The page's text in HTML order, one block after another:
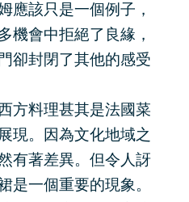
應該只是一個例子，
機會中拒絕了良緣，
卻封閉了其他的感受
方料理甚其是法國菜
現。因為文化地域之
有著差異。但令人訝
是一個重要的現象。